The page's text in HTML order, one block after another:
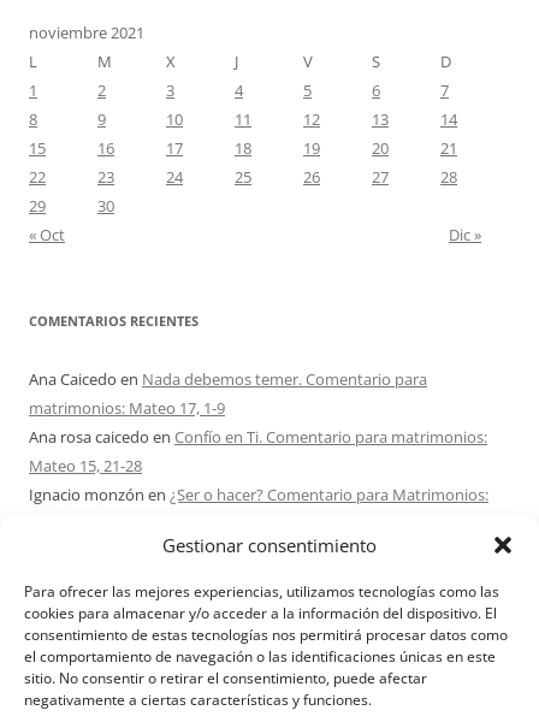
Gestionar consentimiento
Para ofrecer las mejores experiencias, utilizamos tecnologías como las
cookies para almacenar y/o acceder a la información del dispositivo. El
consentimiento de estas tecnologías nos permitirá procesar datos como
el comportamiento de navegación o las identificaciones únicas en este
sitio. No consentir o retirar el consentimiento, puede afectar
negativamente a ciertas características y funciones.
noviembre 2021
L
M X J V S
D
1
2 3 4 5 6
7
8
9 10 11 12 13
14
15
16 17 18 19 20
21
22
23 24 25 26 27
28
29
30
« Oct
Dic »
COMENTARIOS RECIENTES
Ana Caicedo en Nada debemos temer. Comentario para
matrimonios: Mateo 17, 1-9
Ana rosa caicedo en Confío en Ti. Comentario para matrimonios:
Mateo 15, 21-28
Ignacio monzón en ¿Ser o hacer? Comentario para Matrimonios:
Maria Asuncion Herrero Mendezen¿Ser o hacer? Comentario para
Matrimonios: Mateo 15, 1-2. 10-14
Sandra Karina SolomitaenRETIRO MATRIMONIOS BUENOS AIRES
7 – 9 AGOSTO 2026